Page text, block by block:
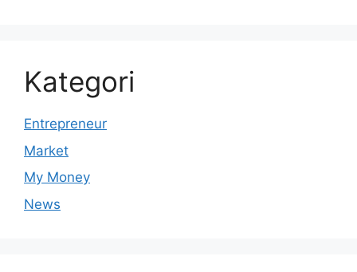
Kategori
Entrepreneur
Market
My Money
News